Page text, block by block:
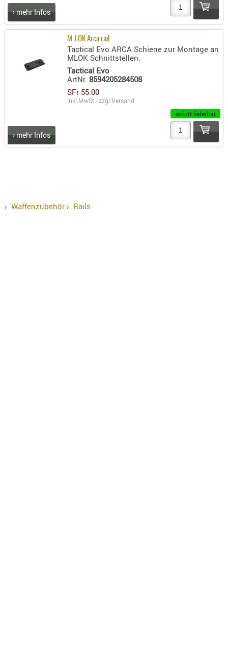
SPUHR -
SPUHR -
› mehr Infos
M-LOK Arca rail
Tactical Evo ARCA Schiene zur Montage an
MLOK Schnittstellen.
Tactical Evo
ArtNr.8594205284508
SFr 55.00
inkl.MwSt - zzgl.Versand
sofort lieferbar
› mehr Infos
› Waffenzubehör› Rails